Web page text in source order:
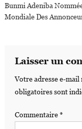
Bunmi Adeniba
Mondiale Des
Laisser un
Votre adresse e-mail
obligatoires sont
Commentaire*